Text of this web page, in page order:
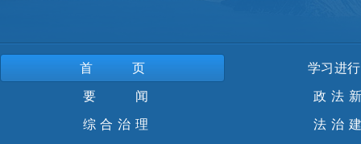
首页 学习进
要 闻 政法
综合治理 法治